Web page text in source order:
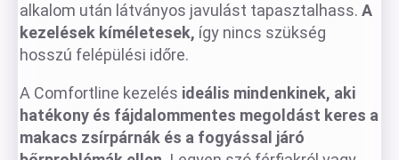
alkalom után látványos javulást tapasztalhass. A
kezelések kíméletesek, így nincs szükség
hosszú felépülési időre.
A Comfortline kezelés ideális mindenkinek, aki
hatékony és fájdalommentes megoldást keres a
makacs zsírpárnák és a fogyással járó